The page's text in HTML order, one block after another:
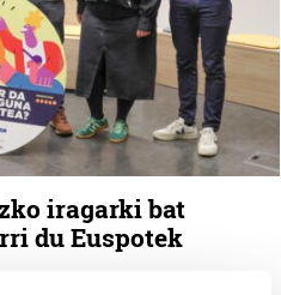
iragarki bat
du Euspotek